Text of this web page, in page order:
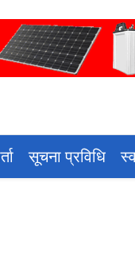
सूचना प्रविधि